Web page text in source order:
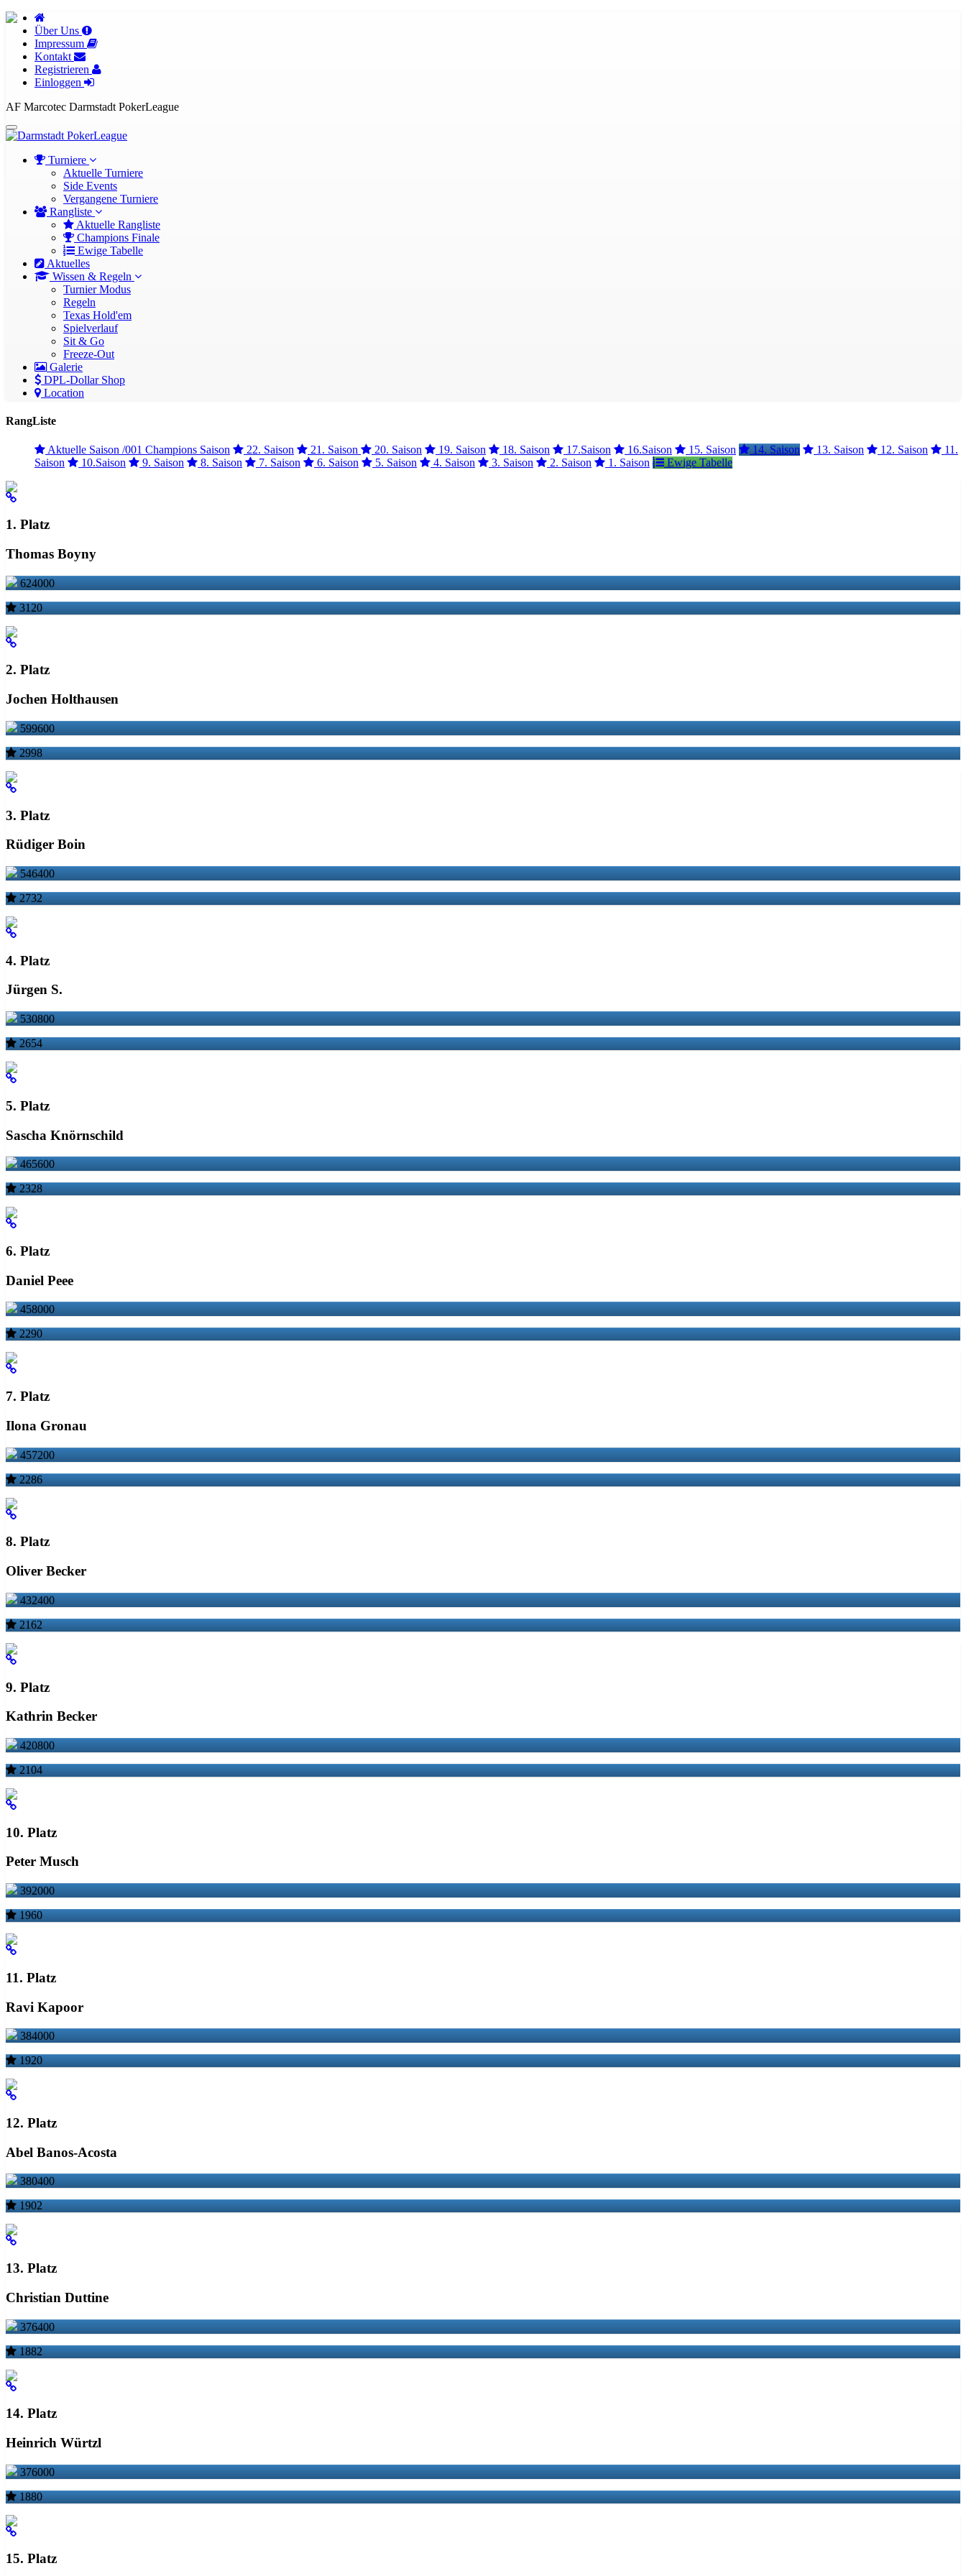
Über Uns
Impressum
Kontakt
Registrieren
Einloggen
AF Marcotec Darmstadt PokerLeague
Turniere
Aktuelle Turniere
Side Events
Vergangene Turniere
Rangliste
Aktuelle Rangliste
Champions Finale
Ewige Tabelle
Aktuelles
Wissen & Regeln
Turnier Modus
Regeln
Texas Hold'em
Spielverlauf
Sit & Go
Freeze-Out
Galerie
DPL-Dollar Shop
Location
RangListe
Aktuelle Saison /001 Champions Saison 22. Saison 21. Saison 20. Saison 19. Saison 18. Saison 17.Saison 16.Saison 15. Saison 14. Saison 13. Saison 12. Saison
11.
Saison
10.Saison 9. Saison 8. Saison 7. Saison 6. Saison 5. Saison 4. Saison 3. Saison 2. Saison 1. Saison Ewige Tabelle
1. Platz
Thomas Boyny
624000
3120
2. Platz
Jochen Holthausen
599600
2998
3. Platz
Rüdiger Boin
546400
2732
4. Platz
Jürgen S.
530800
2654
5. Platz
Sascha Knörnschild
465600
2328
6. Platz
Daniel Peee
458000
2290
7. Platz
Ilona Gronau
457200
2286
8. Platz
Oliver Becker
432400
2162
9. Platz
Kathrin Becker
420800
2104
10. Platz
Peter Musch
392000
1960
11. Platz
Ravi Kapoor
384000
1920
12. Platz
Abel Banos-Acosta
380400
1902
13. Platz
Christian Duttine
376400
1882
14. Platz
Heinrich Würtzl
376000
1880
15. Platz